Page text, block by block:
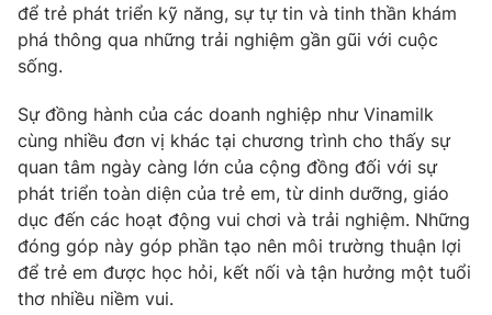
để trẻ phát triển kỹ năng, sự tự tin và tinh thần khám
phá thông qua những trải nghiệm gần gũi với cuộc
sống.
Sự đồng hành của các doanh nghiệp như Vinamilk
cùng nhiều đơn vị khác tại chương trình cho thấy sự
quan tâm ngày càng lớn của cộng đồng đối với sự
phát triển toàn diện của trẻ em, từ dinh dưỡng, giáo
dục đến các hoạt động vui chơi và trải nghiệm. Những
đóng góp này góp phần tạo nên môi trường thuận lợi
để trẻ em được học hỏi, kết nối và tận hưởng một tuổi
thơ nhiều niềm vui.